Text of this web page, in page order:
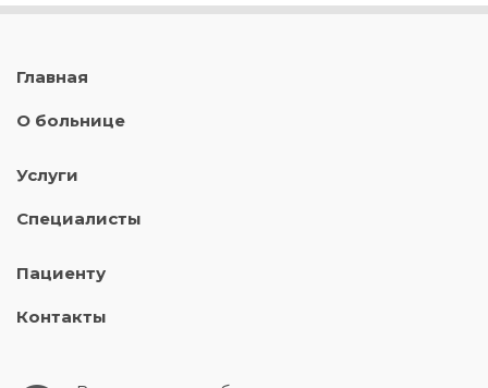
Главная
О больнице
Услуги
Специалисты
Пациенту
Контакты